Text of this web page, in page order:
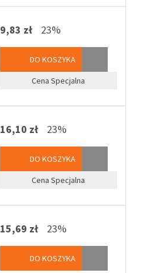
9,83 zł 23%
DO KOSZYKA
Cena Specjalna
16,10 zł 23%
DO KOSZYKA
Cena Specjalna
15,69 zł 23%
DO KOSZYKA